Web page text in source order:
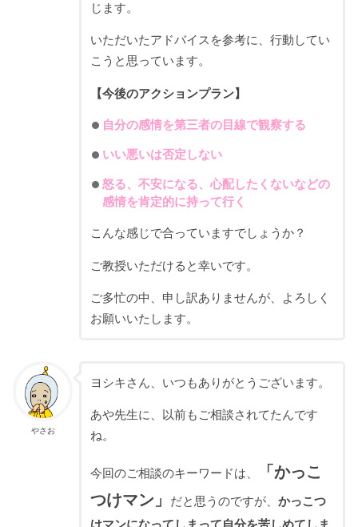
じます。
いただいたアドバイスを参考に、行動してい
こうと思っています。
【今後のアクションプラン】
自分の感情を第三者の目線で観察する
いい悪いは否定しない
怒る、不安になる、心配したくないなどの
感情を肯定的に持って行く
こんな感じで合っていますでしょうか？
ご教授いただけると幸いです。
ご多忙の中、申し訳ありませんが、よろしく
お願いいたします。
やさお
ヨシキさん、いつもありがとうございます。
あや先生に、以前もご相談されてたんです
ね。
今回のご相談のキーワードは、
「かっこ
つけマン」
だと思うのですが、 かっこつ